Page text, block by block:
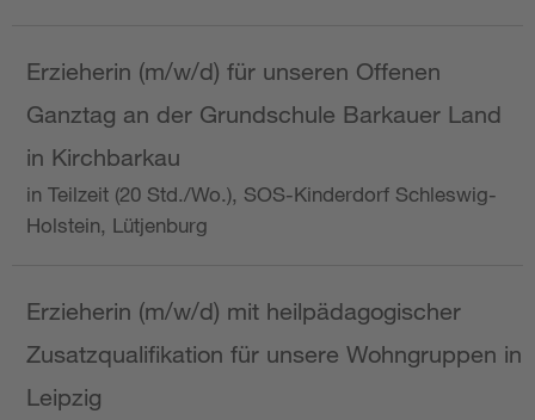
Erzieherin (m/w/d) für unseren Offenen
Ganztag an der Grundschule Barkauer Land
in Kirchbarkau
in Teilzeit (20 Std./Wo.), SOS-Kinderdorf Schleswig-
Holstein, Lütjenburg
Erzieherin (m/w/d) mit heilpädagogischer
Zusatzqualifikation für unsere Wohngruppen in
Leipzig